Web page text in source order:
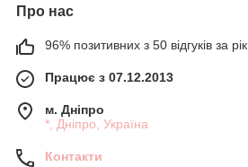
Про нас
96% позитивних з 50 відгуків за рік
Працює з 07.12.2013
м. Дніпро
*, Дніпро, Україна
Контакти